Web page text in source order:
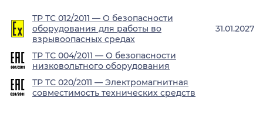
ТР ТС 012/2011 — О безопасности
оборудования для работы во
взрывоопасных средах
31.01.2027
ТР ТС 004/2011 — О безопасности
низковольтного оборудования
ТР ТС 020/2011 — Электромагнитная
совместимость технических средств